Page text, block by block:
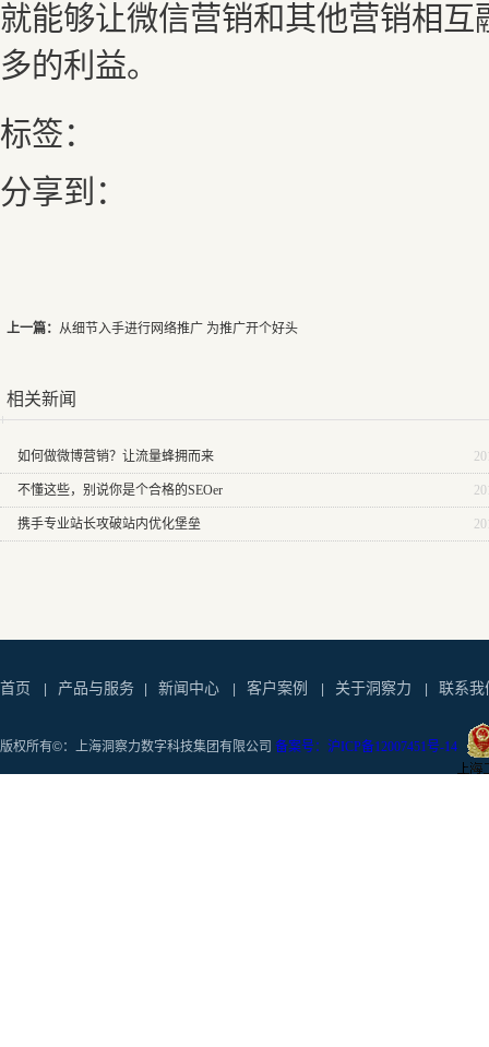
就能够让微信营销和其他营销相
多的利益。
标签：
分享到：
上一篇： 从细节入手进行网络推广 为推广开个好头
相关新闻
如何做微博营销？让流量蜂拥而来
不懂这些，别说你是个合格的SEOer
携手专业站长攻破站内优化堡垒
首页 产品与服务 新闻中心 客户案例 关于洞察力 联系我
版权所有©：上海洞察力数字科技集团有限公司 备案号：沪ICP备12007451号-14